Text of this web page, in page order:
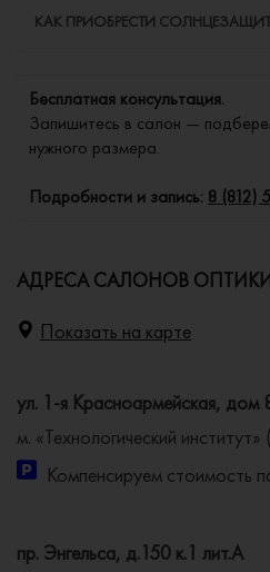
КАК ПРИОБРЕСТИ
Бесплатная консультация.
Запишитесь в салон —
нужного размера.
Подробности и запись: 8 (812)
АДРЕСА САЛОНОВ ОПТИКИ
Показать на карте
ул. 1-я Красноармейская, дом
м. «Технологический
Компенсируем стоимость
пр. Энгельса, д.150 к.1 лит.А